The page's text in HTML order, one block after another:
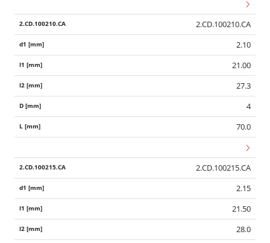
2.CD.100210.CA
2.10
21.00
27.3
4
70.0
2.CD.100215.CA
2.15
21.50
28.0